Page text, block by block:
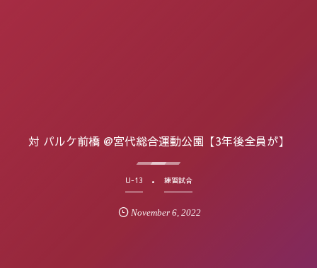
対 パルケ前橋 @宮代総合運動公園【3年後全員が】
U-13 練習試合
November 6 ,2022